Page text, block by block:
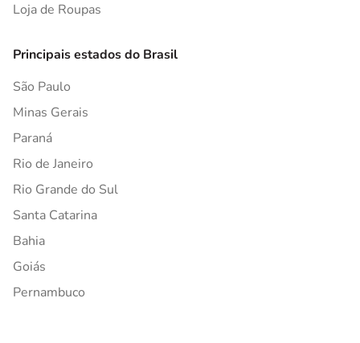
Loja de Roupas
Principais estados do Brasil
São Paulo
Minas Gerais
Paraná
Rio de Janeiro
Rio Grande do Sul
Santa Catarina
Bahia
Goiás
Pernambuco